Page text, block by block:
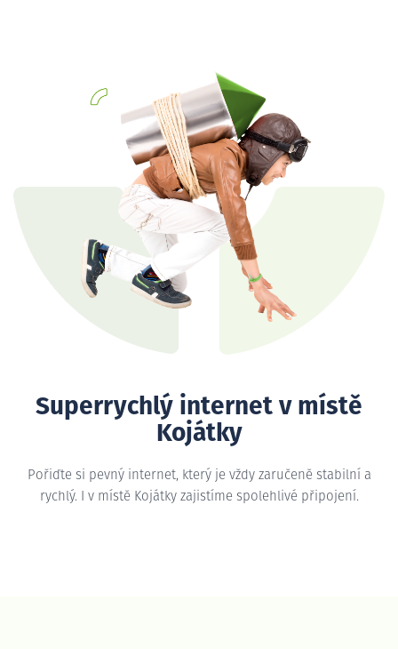
Superrychlý internet v místě
Kojátky
Pořiďte si pevný internet, který je vždy zaručeně stabilní a
rychlý. I v místě Kojátky zajistíme spolehlivé připojení.